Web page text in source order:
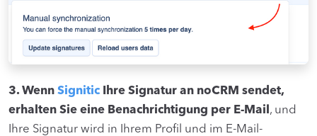
3. Wenn SigniticIhre Signatur an noCRM sendet,
erhalten Sie eine Benachrichtigung per E-Mail , und
Ihre Signatur wird in Ihrem Profil und im E-Mail-